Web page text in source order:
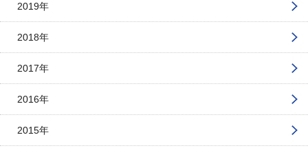
2019年
2018年
2017年
2016年
2015年